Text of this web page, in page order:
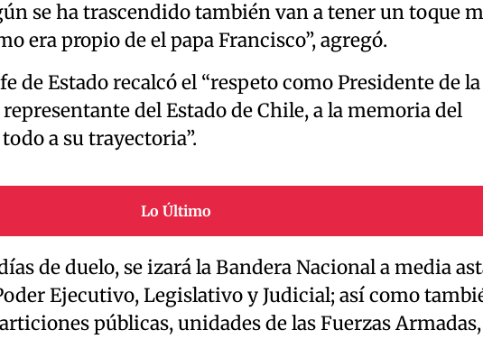
se ha trascendido también van a tener un toque
era propio de el papa Francisco”, agregó.
de Estado recalcó el “respeto como Presidente de la
del Estado de Chile, a la memoria del
a su trayectoria”.
Lo Último
de duelo, se izará la Bandera Nacional a media
Ejecutivo, Legislativo y Judicial; así como
públicas, unidades de las Fuerzas Armadas,